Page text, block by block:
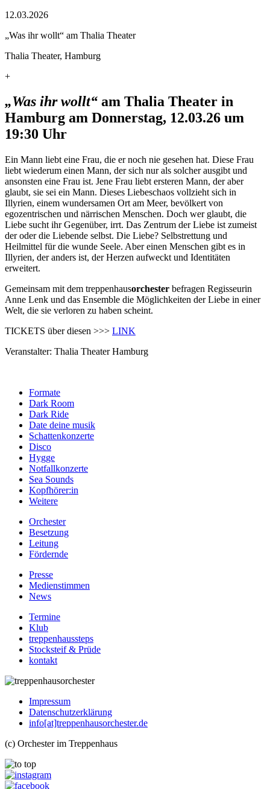
12.03.2026
„Was ihr wollt“ am Thalia Theater
Thalia Theater, Hamburg
+
„Was ihr wollt“ am Thalia Theater in
Hamburg am Donnerstag, 12.03.26 um
19:30 Uhr
Ein Mann liebt eine Frau, die er noch nie gesehen hat. Diese Frau
liebt wiederum einen Mann, der sich nur als solcher ausgibt und
ansonsten eine Frau ist. Jene Frau liebt ersteren Mann, der aber
glaubt, sie sei ein Mann. Dieses Liebeschaos vollzieht sich in
Illyrien, einem wundersamen Ort am Meer, bevölkert von
egozentrischen und närrischen Menschen. Doch wer glaubt, die
Liebe sucht ihr Gegenüber, irrt. Das Zentrum der Liebe ist zumeist
der oder die Liebende selbst. Die Liebe? Selbstrettung und
Heilmittel für die wunde Seele. Aber einen Menschen gibt es in
Illyrien, der anders ist, der Herzen aufweckt und Identitäten
erweitert.
Gemeinsam mit dem treppenhausorchester befragen Regisseurin
Anne Lenk und das Ensemble die Möglichkeiten der Liebe in einer
Welt, die sie verloren zu haben scheint.
TICKETS über diesen >>> LINK
Veranstalter: Thalia Theater Hamburg
Formate
Dark Room
Dark Ride
Date deine musik
Schattenkonzerte
Disco
Hygge
Notfallkonzerte
Sea Sounds
Kopfhörer:in
Weitere
Orchester
Besetzung
Leitung
Fördernde
Presse
Medienstimmen
News
Termine
Klub
treppenhaussteps
Stocksteif & Prüde
kontakt
Impressum
Datenschutzerklärung
info[at]treppenhausorchester.de
(c) Orchester im Treppenhaus